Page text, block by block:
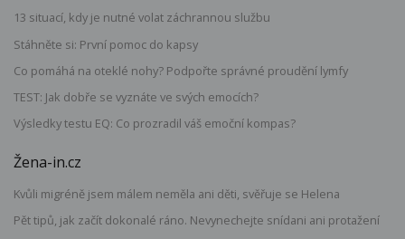
13 situací, kdy je nutné volat záchrannou službu
Stáhněte si: První pomoc do kapsy
Co pomáhá na oteklé nohy? Podpořte správné proudění lymfy
TEST: Jak dobře se vyznáte ve svých emocích?
Výsledky testu EQ: Co prozradil váš emoční kompas?
Žena-in.cz
Kvůli migréně jsem málem neměla ani děti, svěřuje se Helena
Pět tipů, jak začít dokonalé ráno. Nevynechejte snídani ani protažení